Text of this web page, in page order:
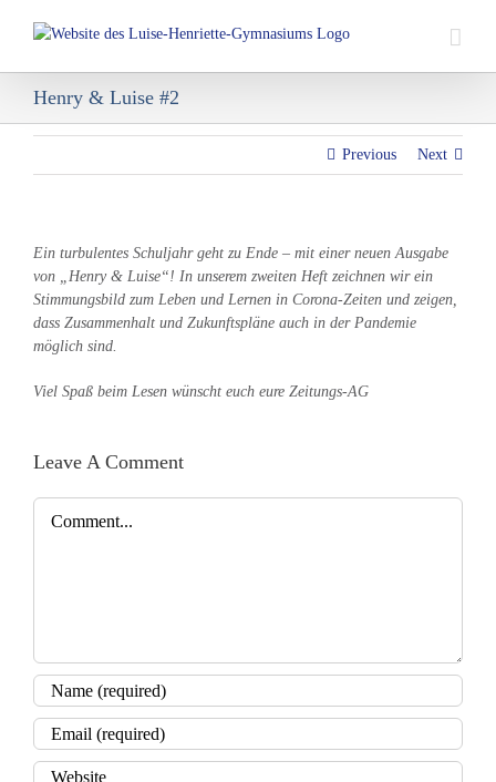
Henry & Luise #2
Previous Next
Ein turbulentes Schuljahr geht zu Ende – mit einer neuen Ausgabe
von „Henry & Luise“! In unserem zweiten Heft zeichnen wir ein
Stimmungsbild zum Leben und Lernen in Corona-Zeiten und zeigen,
dass Zusammenhalt und Zukunftspläne auch in der Pandemie
möglich sind.
Viel Spaß beim Lesen wünscht euch eure Zeitungs-AG
Leave A Comment